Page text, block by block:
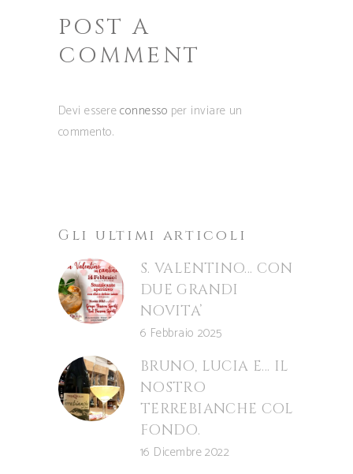
POST A
COMMENT
Devi essereconnesso per inviare un
commento.
Gli ultimi articoli
S. VALENTINO… CON
DUE GRANDI
NOVITA’
6 Febbraio 2025
BRUNO, LUCIA E… IL
NOSTRO
TERREBIANCHE COL
FONDO.
16 Dicembre 2022